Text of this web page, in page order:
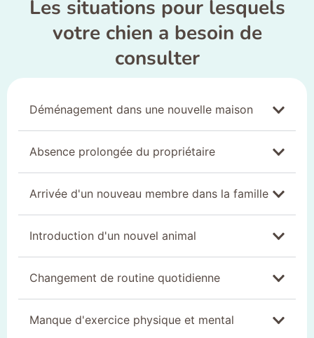
Les situations pour lesquels
votre chien a besoin de
consulter
Déménagement dans une nouvelle maison
Absence prolongée du propriétaire
Arrivée d'un nouveau membre dans la famille
Introduction d'un nouvel animal
Changement de routine quotidienne
Manque d'exercice physique et mental